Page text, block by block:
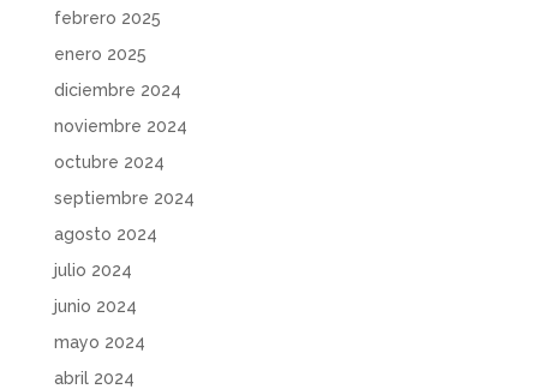
febrero 2025
enero 2025
diciembre 2024
noviembre 2024
octubre 2024
septiembre 2024
agosto 2024
julio 2024
junio 2024
mayo 2024
abril 2024